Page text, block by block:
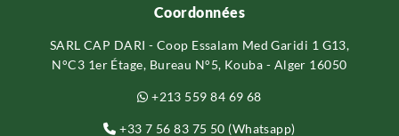
Coordonnées
SARL CAP DARI - Coop Essalam Med Garidi 1 G13,
N°C3 1er Étage, Bureau N°5, Kouba - Alger 16050
+213 559 84 69 68
+33 7 56 83 75 50 (Whatsapp)